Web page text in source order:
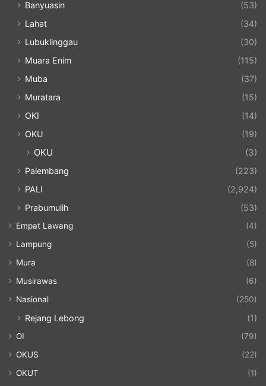
Banyuasin
(53)
Lahat
(34)
Lubuklinggau
(30)
Muara Enim
(115)
Muba
(37)
Muratara
(15)
OKI
(14)
OKU
(19)
OKU (3)
Palembang
(223)
PALI
(2,924)
Prabumulih
(53)
Empat Lawang
(4)
Lampung
(5)
Mura
(8)
Musirawas
(6)
Nasional
(250)
Rejang Lebong (1)
OI
(79)
OKUS
(22)
OKUT
(1)